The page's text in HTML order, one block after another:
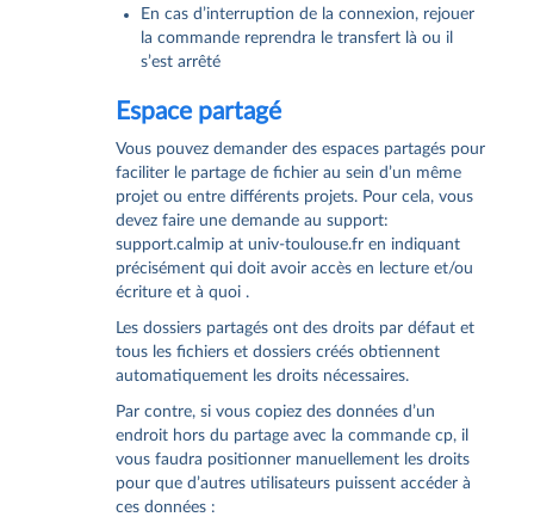
En cas d’interruption de la connexion, rejouer
la commande reprendra le transfert là ou il
s’est arrêté
Espace partagé
Vous pouvez demander des espaces partagés pour
faciliter le partage de fichier au sein d’un même
projet ou entre différents projets. Pour cela, vous
devez faire une demande au support:
support.calmip at univ-toulouse.fr en indiquant
précisément qui doit avoir accès en lecture et/ou
écriture et à quoi .
Les dossiers partagés ont des droits par défaut et
tous les fichiers et dossiers créés obtiennent
automatiquement les droits nécessaires.
Par contre, si vous copiez des données d’un
endroit hors du partage avec la commande cp, il
vous faudra positionner manuellement les droits
pour que d’autres utilisateurs puissent accéder à
ces données :